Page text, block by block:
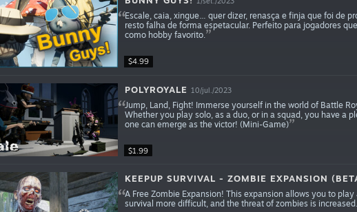
$4.99
Escale, caia, xingue… quer dizer, renasça e finja que foi de
resto falha de forma espetacular. Perfeito para jogadores
como hobby favorito.
$1.99
POLYROYALE 10/jul./2023
Jump, Land, Fight! Immerse yourself in the world of Battle
Whether you play solo, as a duo, or in a squad, you have a
one can emerge as the victor! (Mini-Game)
KEEPUP SURVIVAL - ZOMBIE EXPANSION
A Free Zombie Expansion! This expansion allows you to
survival more difficult, and the threat of zombies is increased.